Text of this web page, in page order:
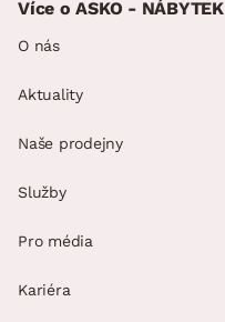
Více o ASKO - NÁBYTEK
O nás
Aktuality
Naše prodejny
Služby
Pro média
Kariéra